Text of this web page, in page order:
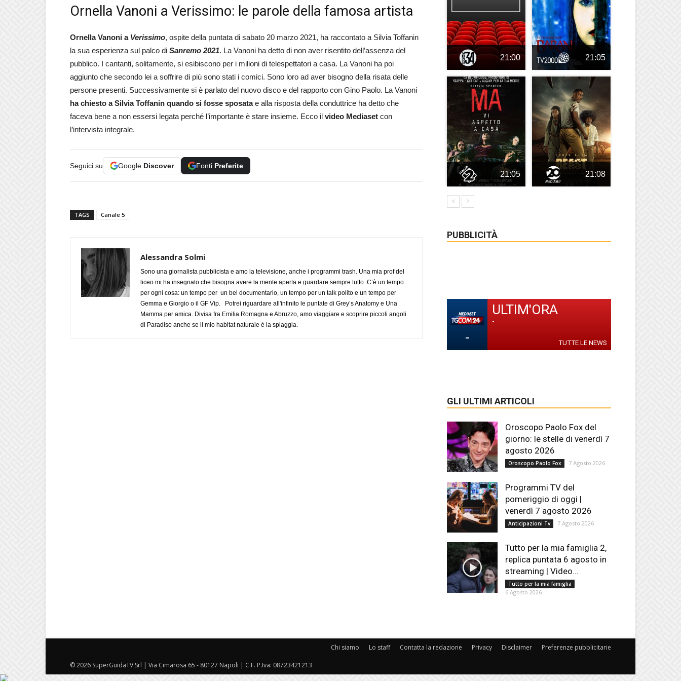
Ornella Vanoni a Verissimo: le parole della famosa artista
Ornella Vanoni a Verissimo, ospite della puntata di sabato 20 marzo 2021, ha raccontato a Silvia Toffanin
la sua esperienza sul palco di Sanremo 2021. La Vanoni ha detto di non aver risentito dell’assenza del
pubblico. I cantanti, solitamente, si esibiscono per i milioni di telespettatori a casa. La Vanoni ha poi
aggiunto che secondo lei a soffrire di più sono stati i comici. Sono loro ad aver bisogno della risata delle
persone presenti. Successivamente si è parlato del nuovo disco e del rapporto con Gino Paolo. La Vanoni
ha chiesto a Silvia Toffanin quando si fosse sposatae alla risposta della conduttrice ha detto che
faceva bene a non essersi legata perché l’importante è stare insieme. Ecco il video Mediaset con
l’intervista integrale.
Seguici su Google Discover Fonti Preferite
TAGS Canale 5
Alessandra Solmi
Sono una giornalista pubblicista e amo la televisione, anche i programmi trash. Una mia prof del
liceo mi ha insegnato che bisogna avere la mente aperta e guardare sempre tutto. C’è un tempo
per ogni cosa: un tempo per un bel documentario, un tempo per un talk polito e un tempo per
Gemma e Giorgio o il GF Vip. Potrei riguardare all'infinito le puntate di Grey’s Anatomy e Una
Mamma per amica. Divisa fra Emilia Romagna e Abruzzo, amo viaggiare e scoprire piccoli angoli
di Paradiso anche se il mio habitat naturale è la spiaggia.
21:00 21:05
21:05 21:08
PUBBLICITÀ
-
ULTIM'ORA
-
TUTTE LE NEWS
GLI ULTIMI ARTICOLI
Oroscopo Paolo Fox del
giorno: le stelle di venerdì 7
agosto 2026
Oroscopo Paolo Fox 7 Agosto 2026
Programmi TV del
pomeriggio di oggi |
venerdì 7 agosto 2026
Anticipazioni Tv 7 Agosto 2026
Tutto per la mia famiglia 2,
replica puntata 6 agosto in
streaming | Video...
Tutto per la mia famiglia
6 Agosto 2026
Chi siamo Lo staff Contatta la redazione Privacy Disclaimer Preferenze pubblicitarie
© 2026 SuperGuidaTV Srl | Via Cimarosa 65 - 80127 Napoli | C.F. P.Iva: 08723421213